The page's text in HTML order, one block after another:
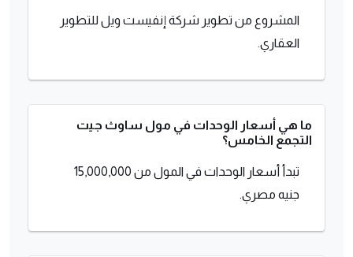
المشروع من تطوير شركة إنفيست ويل للتطوير
العقاري.
ما هي أسعار الوحدات في مول ساوث جيت
التجمع الخامس؟
تبدأ أسعار الوحدات في المول من 15,000,000
جنيه مصري.